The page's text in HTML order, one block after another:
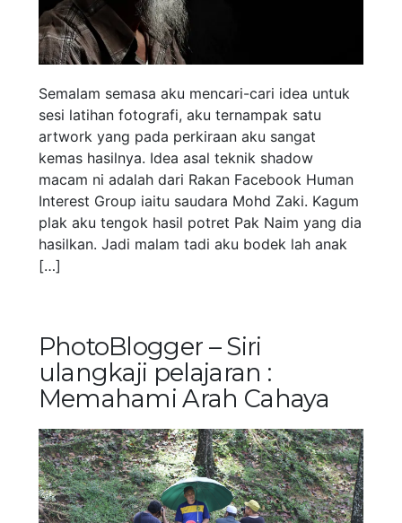
Semalam semasa aku mencari-cari idea untuk
sesi latihan fotografi, aku ternampak satu
artwork yang pada perkiraan aku sangat
kemas hasilnya. Idea asal teknik shadow
macam ni adalah dari Rakan Facebook Human
Interest Group iaitu saudara Mohd Zaki. Kagum
plak aku tengok hasil potret Pak Naim yang dia
hasilkan. Jadi malam tadi aku bodek lah anak
[…]
PhotoBlogger – Siri
ulangkaji pelajaran :
Memahami Arah Cahaya